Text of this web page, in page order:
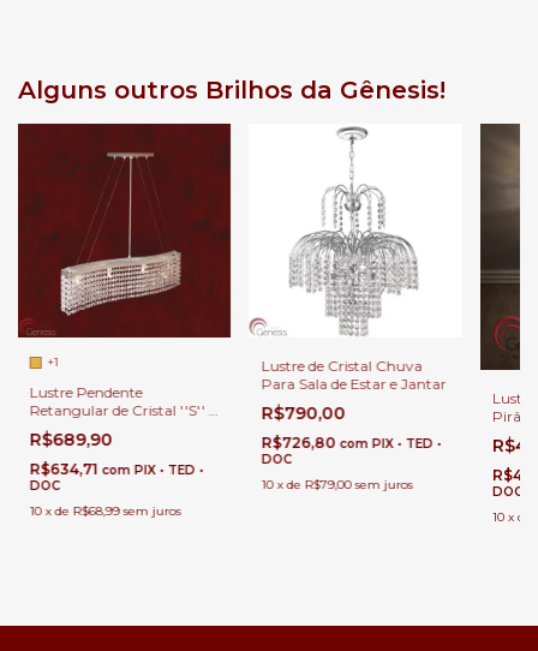
Alguns outros Brilhos da Gênesis!
+1
Lustre Pendente
Retangular de Cristal ''S'' -
Para Sala de Jantar Estar
Corredores Quartos e Afins
R$689,90
R$634,71 com PIX • TED •
DOC
10 xde R$68,99 sem juros
Lustre de Cristal Chuva
Para Sala de Estar e Jantar
R$790,00
R$726,80 com PIX • TED •
DOC
10 xde R$79,00 sem juros
Estar
DOC
10 x de